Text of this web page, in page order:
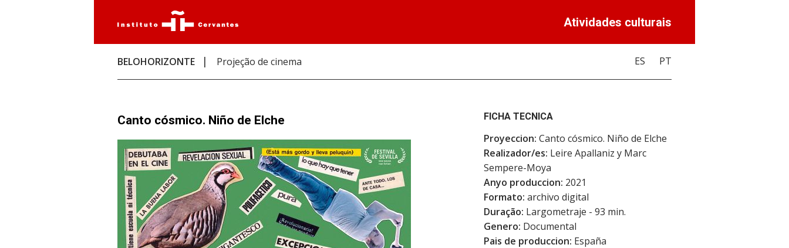
Atividades culturais
BELOHORIZONTE Projeção de cinema ES PT
Canto cósmico. Niño de Elche FICHA TECNICA
Proyeccion: Canto cósmico. Niño de Elche
Realizador/es: Leire Apallaniz y Marc
Sempere-Moya
Anyo produccion: 2021
Formato: archivo digital
Duração: Largometraje - 93 min.
Genero: Documental
Pais de produccion: España